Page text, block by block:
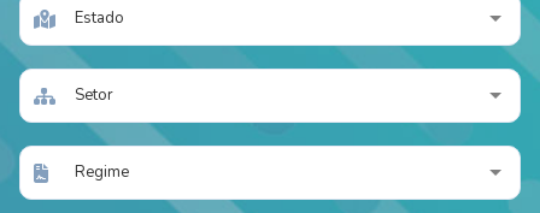
Estado
Setor
Regime